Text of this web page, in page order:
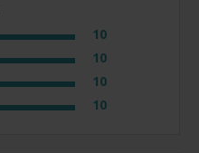
10
10
10
10